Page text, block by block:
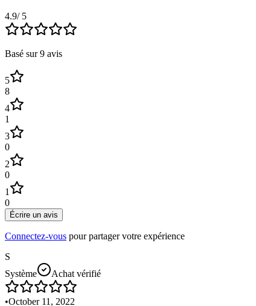
4.9/ 5
Basé sur9 avis
5
8
4
1
3
0
2
0
1
0
Écrire un avis
Connectez-vous pour partager votre expérience
S
Système
Achat vérifié
•October 11, 2022